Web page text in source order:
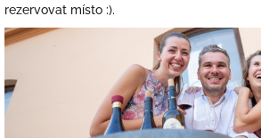
rezervovat místo :).